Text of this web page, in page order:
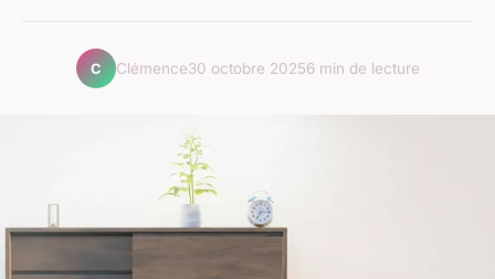
C Clémence30 octobre 20256 min de lecture